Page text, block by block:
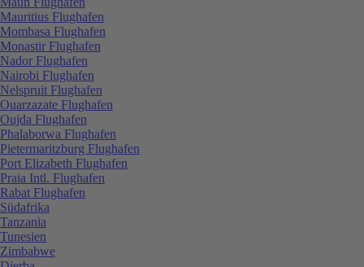
Mauritius Flughafen
Mombasa Flughafen
Monastir Flughafen
Nador Flughafen
Nairobi Flughafen
Nelspruit Flughafen
Ouarzazate Flughafen
Oujda Flughafen
Phalaborwa Flughafen
Pietermaritzburg Flughafen
Port Elizabeth Flughafen
Praia Intl. Flughafen
Rabat Flughafen
Südafrika
Tanzania
Tunesien
Zimbabwe